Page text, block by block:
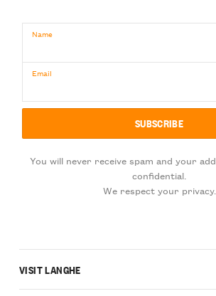
Name
Email
You will never receive spam and your
confidential.
We respect your privacy.
VISIT LANGHE